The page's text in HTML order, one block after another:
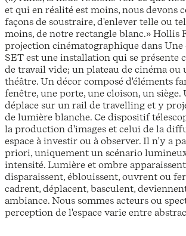
et qui en réalité est moins, nous devons
façons de soustraire, d'enlever telle ou
moins, de notre rectangle blanc.» Hollis
projection cinématographique dans Une
SET est une installation qui se présente
de travail vide; un plateau de cinéma ou
théâtre. Un décor composé d'éléments
fenêtre, une porte, une cloison, un siège.
déplace sur un rail de travelling et y
de lumière blanche. Ce dispositif
la production d'images et celui de la
espace à investir ou à observer. Il n'y a
priori, uniquement un scénario
intensité. Lumière et ombre
disparaissent, éblouissent, ouvrent ou
cadrent, déplacent, basculent,
ambiance. Nous sommes acteurs ou
perception de l'espace varie entre